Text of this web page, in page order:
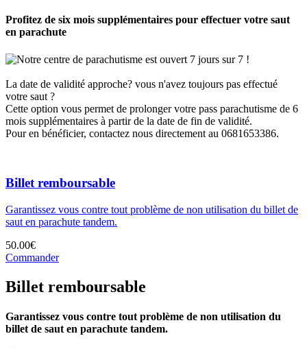
Profitez de six mois supplémentaires pour effectuer votre saut
en parachute
Notre centre de parachutisme est ouvert 7 jours sur 7 !
La date de validité approche? vous n'avez toujours pas effectué
votre saut ?
Cette option vous permet de prolonger votre pass parachutisme de 6
mois supplémentaires à partir de la date de fin de validité.
Pour en bénéficier, contactez nous directement au 0681653386.
Billet remboursable
Garantissez vous contre tout problème de non utilisation du billet de
saut en parachute tandem.
50.00€
Commander
Billet remboursable
Garantissez vous contre tout problème de non utilisation du
billet de saut en parachute tandem.